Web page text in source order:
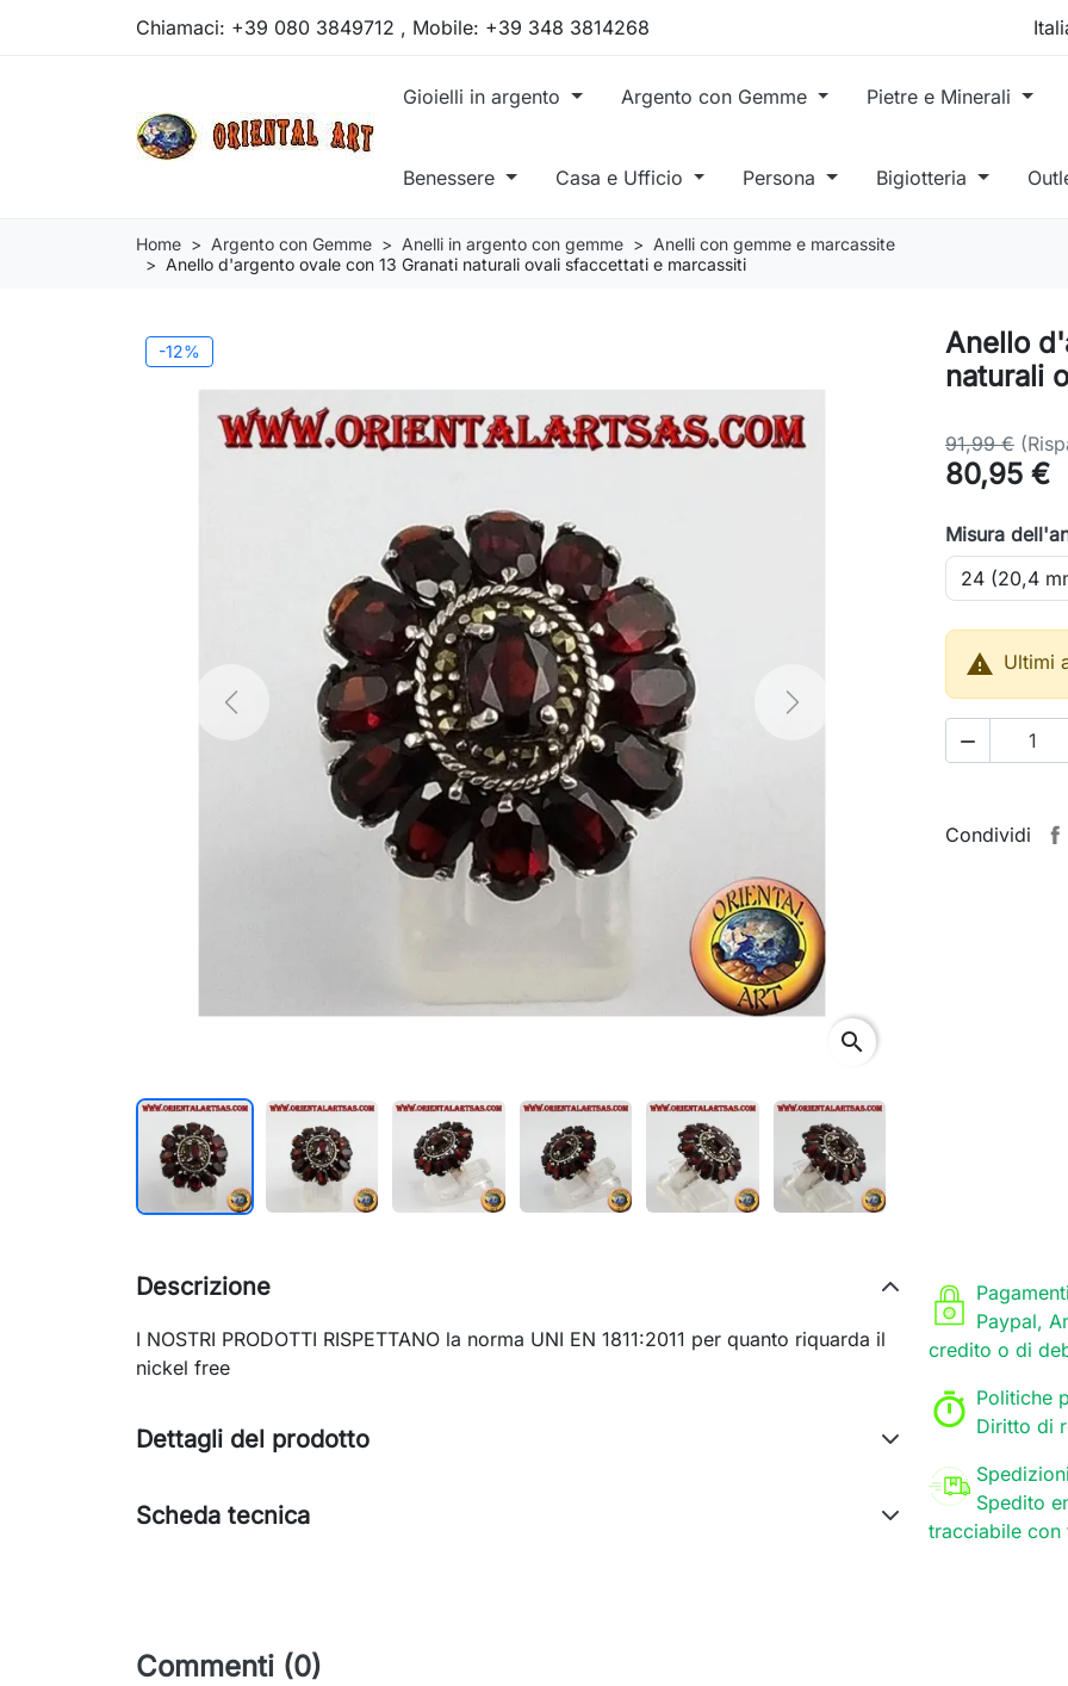
Chiamaci: +39 080 3849712 , Mobile: +39 348 3814268
Gioielli in argento Argento con Gemme Pietre e Minerali
Benessere Casa e Ufficio Persona Bigiotteria
Home Argento con Gemme Anelli in argento con gemme
Anelli con gemme e marcassite
Anello d'argento ovale con 13 Granati naturali ovali sfaccettati e marcassiti
-12%
Previous Next
search
Anello
naturali
91,99 €
80,95 €
Misura
 Ultimi

Condividi
Paypal,
credito o di
Politiche
Diritto di
Spedizioni
Spedito
tracciabile con
Descrizione
I NOSTRI PRODOTTI RISPETTANO la norma UNI EN 1811:2011 per quanto riquarda il
nickel free
Dettagli del prodotto
Scheda tecnica
Commenti (0)